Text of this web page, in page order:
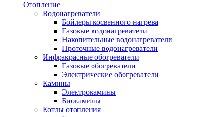
Отопление
Водонагреватели
Бойлеры косвенного нагрева
Газовые водонагреватели
Накопительные водонагреватели
Проточные водонагреватели
Инфракрасные обогреватели
Газовые обогреватели
Электрические обогреватели
Камины
Электрокамины
Биокамины
Котлы отопления